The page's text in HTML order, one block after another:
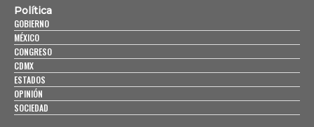
Política
GOBIERNO
MÉXICO
CONGRESO
CDMX
ESTADOS
OPINIÓN
SOCIEDAD